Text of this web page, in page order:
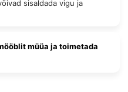
sisaldada vigu ja
müüa ja toimetada